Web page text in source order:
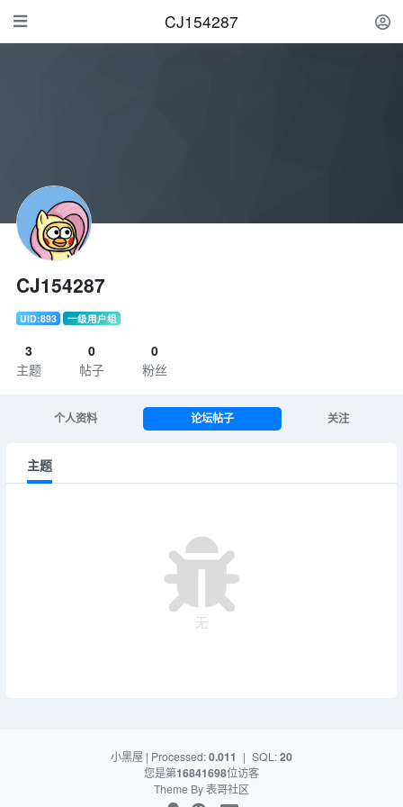
CJ154287
CJ154287
UID:893 一级用户组
3
主题
0
帖子
0
粉丝
个人资料 论坛帖子 关注
主题
无
小黑屋 | Processed:0.011 | SQL:20
您是第16841698位访客
Theme By表哥社区